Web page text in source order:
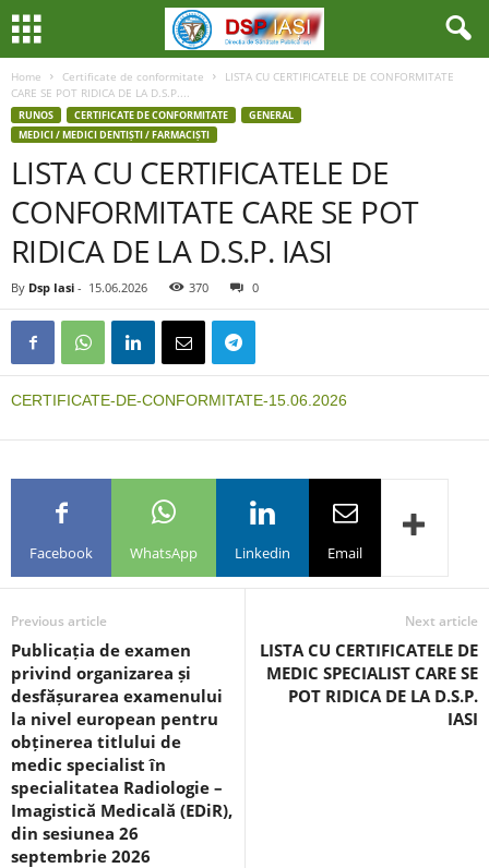
Home Certificate de conformitate
LISTA CU CERTIFICATELE DE CONFORMITATE
CARE SE POT RIDICA DE LA D.S.P....
RUNOS CERTIFICATE DE CONFORMITATE
GENERAL
MEDICI / MEDICI DENTIȘTI / FARMACIȘTI
LISTA CU CERTIFICATELE DE
CONFORMITATE CARE SE POT
RIDICA DE LA D.S.P. IASI
By Dsp Iasi - 15.06.2026 370 0
CERTIFICATE-DE-CONFORMITATE-15.06.2026
Facebook WhatsApp Linkedin Email
Previous article
Publicația de examen
privind organizarea și
desfășurarea examenului
la nivel european pentru
obținerea titlului de
medic specialist în
specialitatea Radiologie –
Imagistică Medicală (EDiR),
din sesiunea 26
septembrie 2026
Next article
LISTA CU CERTIFICATELE DE
MEDIC SPECIALIST CARE SE
POT RIDICA DE LA D.S.P.
IASI